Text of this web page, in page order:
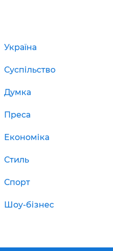
Україна
Суспільство
Думка
Преса
Економіка
Стиль
Спорт
Шоу-бізнес